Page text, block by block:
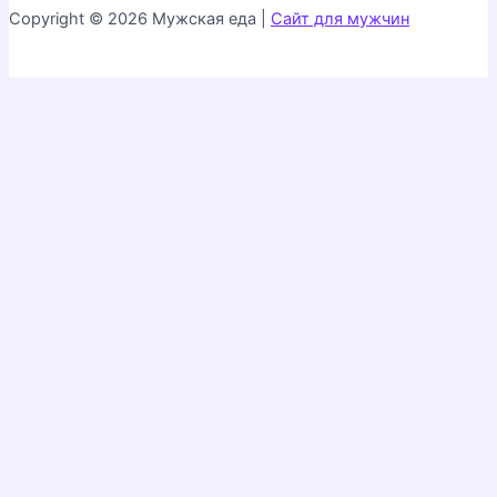
Copyright © 2026 Мужская еда | Сайт для мужчин